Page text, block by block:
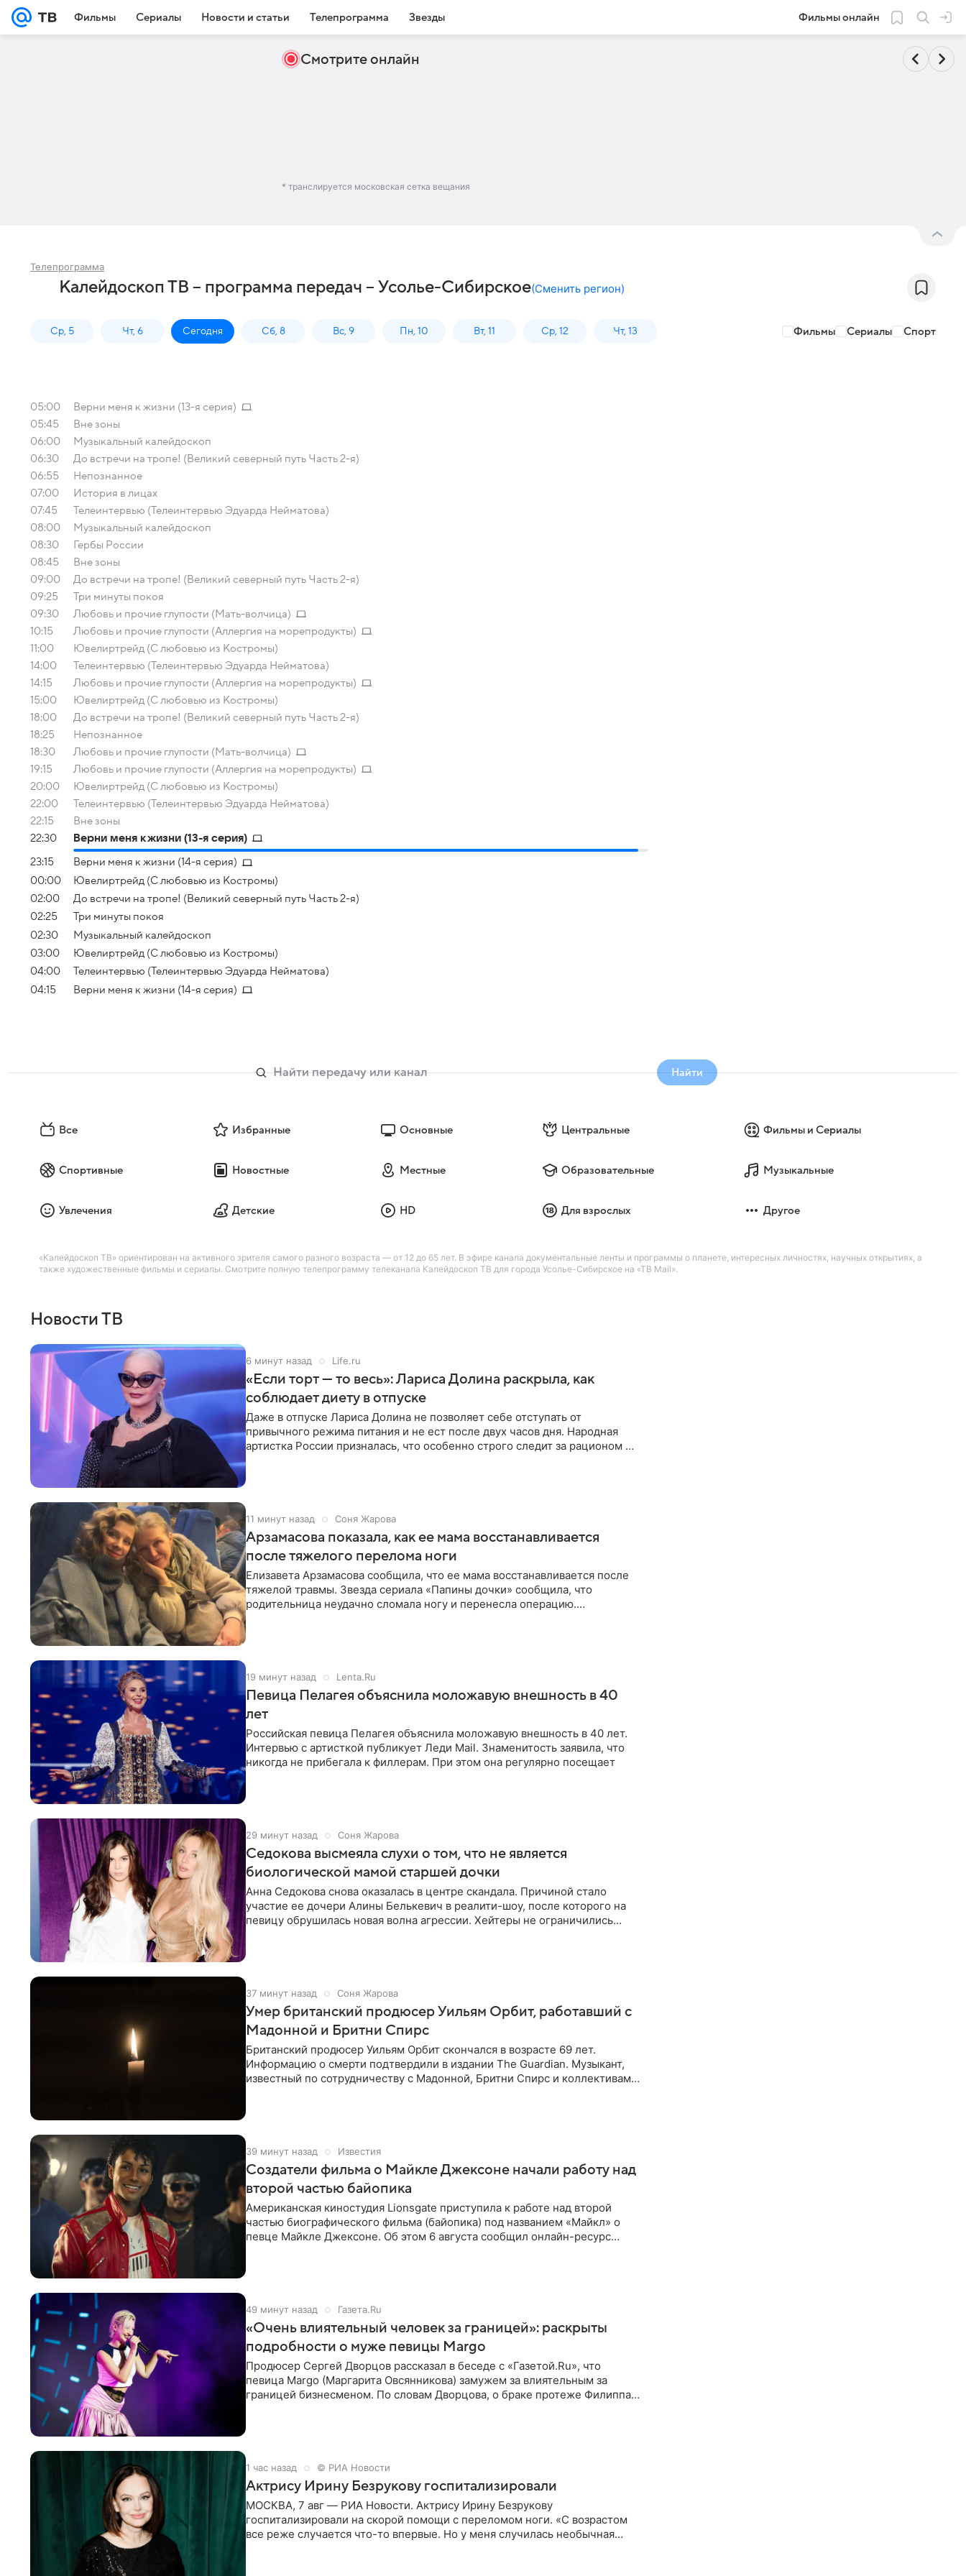
Фильмы Сериалы Новости и статьи Телепрограмма Звезды Фильмы онлайн
Смотрите онлайн
* транслируется московская сетка вещания
Телепрограмма
Калейдоскоп ТВ – программа передач – Усолье-Сибирское(Сменить регион)
Ср, 5 Чт, 6 Сегодня Сб, 8 Вс, 9 Пн, 10 Вт, 11 Ср, 12 Чт, 13 Фильмы Сериалы Спорт
05:00
Верни меня к жизни (13-я серия)
05:45
Вне зоны
06:00
Музыкальный калейдоскоп
06:30
До встречи на тропе! (Великий северный путь Часть 2-я)
06:55
Непознанное
07:00
История в лицах
07:45
Телеинтервью (Телеинтервью Эдуарда Нейматова)
08:00
Музыкальный калейдоскоп
08:30
Гербы России
08:45
Вне зоны
09:00
До встречи на тропе! (Великий северный путь Часть 2-я)
09:25
Три минуты покоя
09:30
Любовь и прочие глупости (Мать-волчица)
10:15
Любовь и прочие глупости (Аллергия на морепродукты)
11:00
Ювелиртрейд (С любовью из Костромы)
14:00
Телеинтервью (Телеинтервью Эдуарда Нейматова)
14:15
Любовь и прочие глупости (Аллергия на морепродукты)
15:00
Ювелиртрейд (С любовью из Костромы)
18:00
До встречи на тропе! (Великий северный путь Часть 2-я)
18:25
Непознанное
18:30
Любовь и прочие глупости (Мать-волчица)
19:15
Любовь и прочие глупости (Аллергия на морепродукты)
20:00
Ювелиртрейд (С любовью из Костромы)
22:00
Телеинтервью (Телеинтервью Эдуарда Нейматова)
22:15
Вне зоны
22:30
Верни меня к жизни (13-я серия)
23:15
Верни меня к жизни (14-я серия)
00:00
Ювелиртрейд (С любовью из Костромы)
02:00
До встречи на тропе! (Великий северный путь Часть 2-я)
02:25
Три минуты покоя
02:30
Музыкальный калейдоскоп
03:00
Ювелиртрейд (С любовью из Костромы)
04:00
Телеинтервью (Телеинтервью Эдуарда Нейматова)
04:15
Верни меня к жизни (14-я серия)
Найти
Все Избранные Основные Центральные Фильмы и Сериалы
Спортивные Новостные Местные Образовательные Музыкальные
Увлечения Детские HD Для взрослых Другое
«Калейдоскоп ТВ» ориентирован на активного зрителя самого разного возраста — от 12 до 65 лет. В эфире канала документальные ленты и программы о планете, интересных личностях, научных открытиях, а
также художественные фильмы и сериалы. Смотрите полную телепрограмму телеканала Калейдоскоп ТВ для города Усолье-Сибирское на «ТВ Mail».
Новости ТВ
6 минут назад Life.ru
«Если торт — то весь»: Лариса Долина раскрыла, как
соблюдает диету в отпуске
Даже в отпуске Лариса Долина не позволяет себе отступать от
привычного режима питания и не ест после двух часов дня. Народная
артистка России призналась, что особенно строго следит за рационом на
11 минут назад Соня Жарова
Арзамасова показала, как ее мама восстанавливается
после тяжелого перелома ноги
Елизавета Арзамасова сообщила, что ее мама восстанавливается после
тяжелой травмы. Звезда сериала «Папины дочки» сообщила, что
родительница неудачно сломала ногу и перенесла операцию.
19 минут назад Lenta.Ru
Певица Пелагея объяснила моложавую внешность в 40
лет
Российская певица Пелагея объяснила моложавую внешность в 40 лет.
Интервью с артисткой публикует Леди Mail. Знаменитость заявила, что
никогда не прибегала к филлерам. При этом она регулярно посещает
29 минут назад Соня Жарова
Седокова высмеяла слухи о том, что не является
биологической мамой старшей дочки
Анна Седокова снова оказалась в центре скандала. Причиной стало
участие ее дочери Алины Белькевич в реалити-шоу, после которого на
певицу обрушилась новая волна агрессии. Хейтеры не ограничились
37 минут назад Соня Жарова
Умер британский продюсер Уильям Орбит, работавший с
Мадонной и Бритни Спирс
Британский продюсер Уильям Орбит скончался в возрасте 69 лет.
Информацию о смерти подтвердили в издании The Guardian. Музыкант,
известный по сотрудничеству с Мадонной, Бритни Спирс и коллективами
39 минут назад Известия
Создатели фильма о Майкле Джексоне начали работу над
второй частью байопика
Американская киностудия Lionsgate приступила к работе над второй
частью биографического фильма (байопика) под названием «Майкл» о
певце Майкле Джексоне. Об этом 6 августа сообщил онлайн-ресурс
49 минут назад Газета.Ru
«Очень влиятельный человек за границей»: раскрыты
подробности о муже певицы Margo
Продюсер Сергей Дворцов рассказал в беседе с «Газетой.Ru», что
певица Margo (Маргарита Овсянникова) замужем за влиятельным за
границей бизнесменом. По словам Дворцова, о браке протеже Филиппа
1 час назад © РИА Новости
Актрису Ирину Безрукову госпитализировали
МОСКВА, 7 авг — РИА Новости. Актрису Ирину Безрукову
госпитализировали на скорой помощи с переломом ноги. «С возрастом
все реже случается что-то впервые. Но у меня случилась необычная